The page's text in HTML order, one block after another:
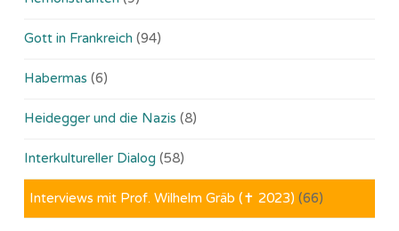
Gott in Frankreich (94)
Habermas (6)
Heidegger und die Nazis (8)
Interkultureller Dialog (58)
Interviews mit Prof. Wilhelm Gräb (✝ 2023) (66)